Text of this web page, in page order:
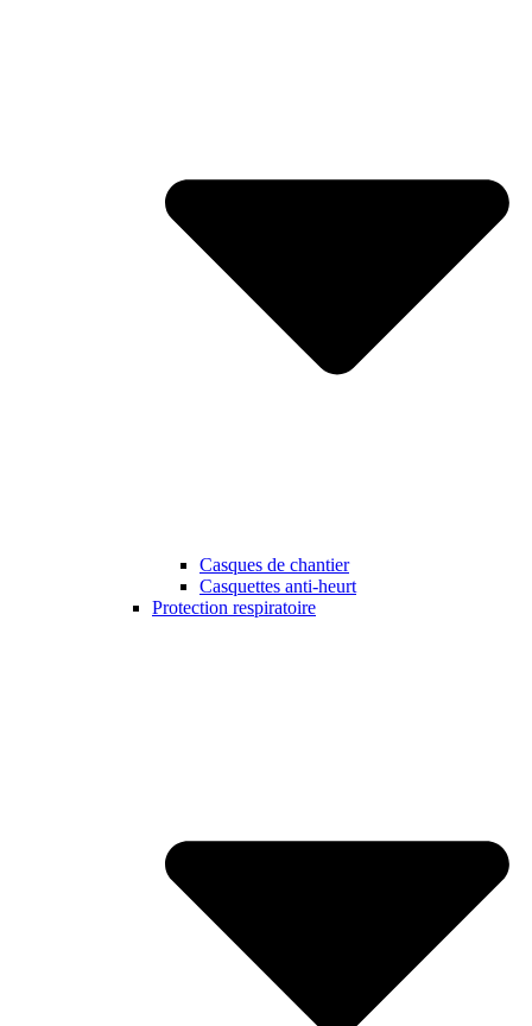
Casques de chantier
Casquettes anti-heurt
Protection respiratoire